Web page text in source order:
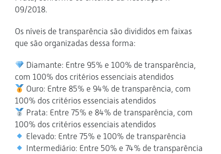
09/2018.
Os níveis de transparência são divididos em faixas
que são organizadas dessa forma:
Diamante: Entre 95% e 100% de transparência,
com 100% dos critérios essenciais atendidos
Ouro: Entre 85% e 94% de transparência, com
100% dos critérios essenciais atendidos
Prata: Entre 75% e 84% de transparência, com
100% dos critérios essenciais atendidos
Elevado: Entre 75% e 100% de transparência
Intermediário: Entre 50% e 74% de transparência